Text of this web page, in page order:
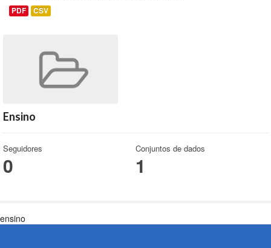
PDF CSV
Ensino
Seguidores
0
Conjuntos de dados
1
ensino